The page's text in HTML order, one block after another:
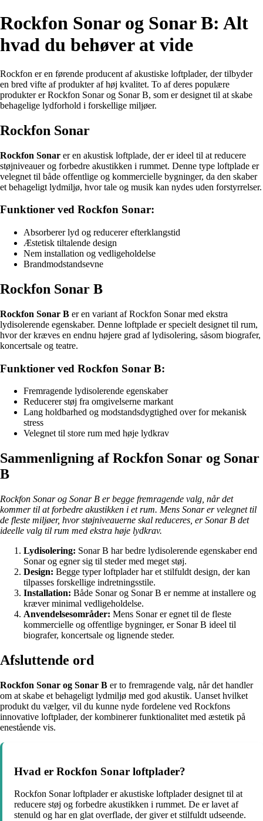
Rockfon Sonar og Sonar B: Alt
hvad du behøver at vide
Rockfon er en førende producent af akustiske loftplader, der tilbyder
en bred vifte af produkter af høj kvalitet. To af deres populære
produkter er Rockfon Sonar og Sonar B, som er designet til at skabe
behagelige lydforhold i forskellige miljøer.
Rockfon Sonar
Rockfon Sonar er en akustisk loftplade, der er ideel til at reducere
støjniveauer og forbedre akustikken i rummet. Denne type loftplade er
velegnet til både offentlige og kommercielle bygninger, da den skaber
et behageligt lydmiljø, hvor tale og musik kan nydes uden forstyrrelser.
Funktioner ved Rockfon Sonar:
Absorberer lyd og reducerer efterklangstid
Æstetisk tiltalende design
Nem installation og vedligeholdelse
Brandmodstandsevne
Rockfon Sonar B
Rockfon Sonar B er en variant af Rockfon Sonar med ekstra
lydisolerende egenskaber. Denne loftplade er specielt designet til rum,
hvor der kræves en endnu højere grad af lydisolering, såsom biografer,
koncertsale og teatre.
Funktioner ved Rockfon Sonar B:
Fremragende lydisolerende egenskaber
Reducerer støj fra omgivelserne markant
Lang holdbarhed og modstandsdygtighed over for mekanisk
stress
Velegnet til store rum med høje lydkrav
Sammenligning af Rockfon Sonar og Sonar
B
Rockfon Sonar og Sonar B er begge fremragende valg, når det
kommer til at forbedre akustikken i et rum. Mens Sonar er velegnet til
de fleste miljøer, hvor støjniveauerne skal reduceres, er Sonar B det
ideelle valg til rum med ekstra høje lydkrav.
Lydisolering: Sonar B har bedre lydisolerende egenskaber end
Sonar og egner sig til steder med meget støj.
Design: Begge typer loftplader har et stilfuldt design, der kan
tilpasses forskellige indretningsstile.
Installation: Både Sonar og Sonar B er nemme at installere og
kræver minimal vedligeholdelse.
Anvendelsesområder: Mens Sonar er egnet til de fleste
kommercielle og offentlige bygninger, er Sonar B ideel til
biografer, koncertsale og lignende steder.
Afsluttende ord
Rockfon Sonar og Sonar B er to fremragende valg, når det handler
om at skabe et behageligt lydmiljø med god akustik. Uanset hvilket
produkt du vælger, vil du kunne nyde fordelene ved Rockfons
innovative loftplader, der kombinerer funktionalitet med æstetik på
enestående vis.
Hvad er Rockfon Sonar loftplader?
Rockfon Sonar loftplader er akustiske loftplader designet til at
reducere støj og forbedre akustikken i rummet. De er lavet af
stenuld og har en glat overflade, der giver et stilfuldt udseende.